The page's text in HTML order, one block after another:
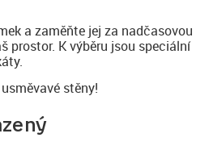
a zaměňte jej za nadčasovou
prostor. K výběru jsou speciální
stěny!